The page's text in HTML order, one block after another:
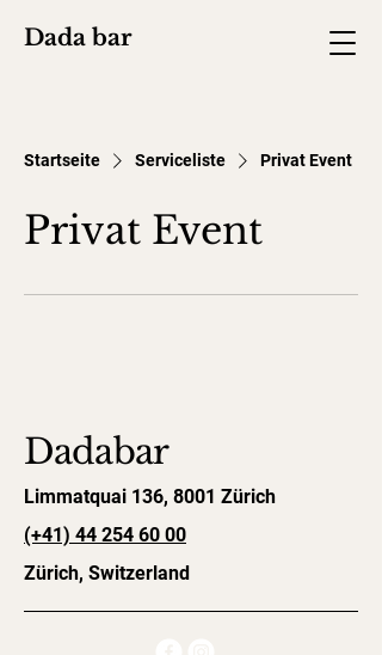
Dada bar
Startseite Serviceliste Privat Event
Privat Event
Dadabar
Limmatquai 136, 8001 Zürich
(+41) 44 254 60 00
Zürich, Switzerland